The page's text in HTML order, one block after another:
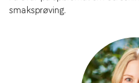
smaksprøving.